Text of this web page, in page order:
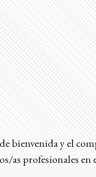
bienvenida y el
as profesionales en